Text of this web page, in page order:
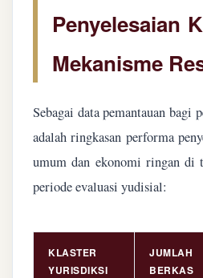
Penyelesaian
Mekanisme
Sebagai data pemantauan bagi
adalah ringkasan performa
umum dan ekonomi ringan di
periode evaluasi yudisial:
KLASTER
YURISDIKSI
JUMLAH
BERKAS